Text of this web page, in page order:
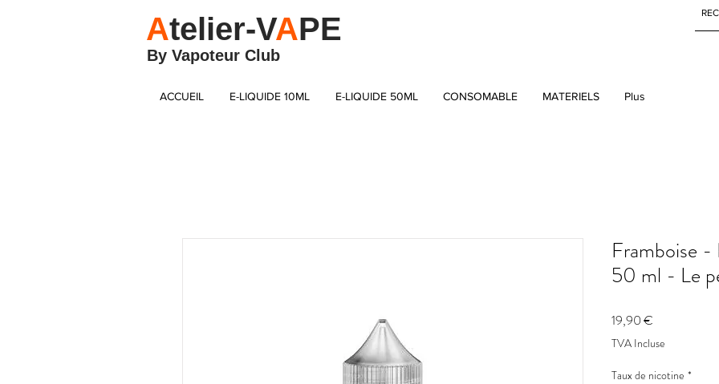
Atelier-VAPE
By Vapoteur Club
ACCUEIL E-LIQUIDE 10ML E-LIQUIDE 50ML CONSOMABLE MATERIELS Plus
Framboise -
50 ml - Le
19,90 €
TVA Incluse
Taux de nicotine *